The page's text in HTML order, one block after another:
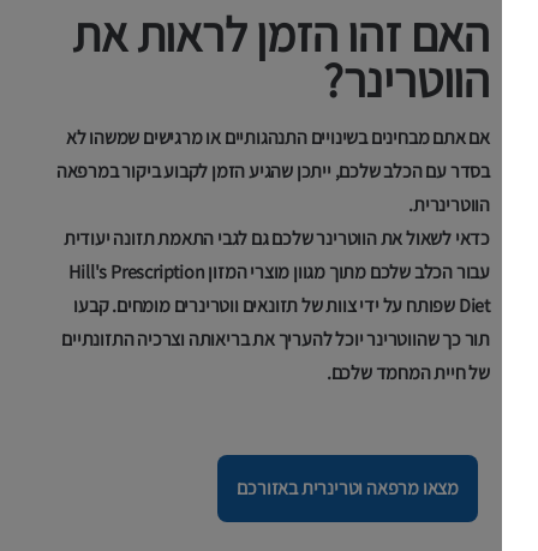
האם זהו הזמן לראות את
הווטרינר?
אם אתם מבחינים בשינויים התנהגותיים או מרגישים שמשהו לא
בסדר עם הכלב שלכם, ייתכן שהגיע הזמן לקבוע ביקור במרפאה
הווטרינרית.
כדאי לשאול את הווטרינר שלכם גם לגבי התאמת תזונה יעודית
עבור הכלב שלכם מתוך מגוון מוצרי המזון Hill's Prescription
Diet שפותח על ידי צוות של תזונאים ווטרינרים מומחים. קבעו
תור כך שהווטרינר יוכל להעריך את בריאותה וצרכיה התזונתיים
של חיית המחמד שלכם.
מצאו מרפאה וטרינרית באזורכם